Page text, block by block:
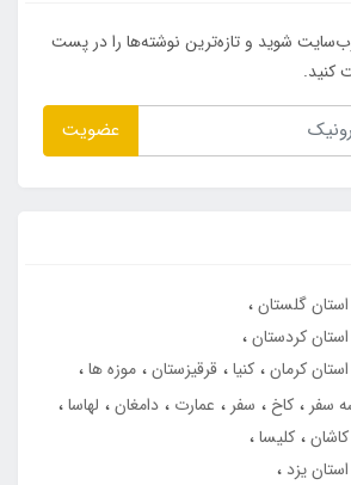
شوید و تازه‌ترین نوشته‌ها را در پست
کنید.
عضویت
گلستان
کردستان
کرمان کنیا قرقیزستان موزه ها
سفر کاخ سفر عمارت دامغان
لهاسا
کلیسا
یزد